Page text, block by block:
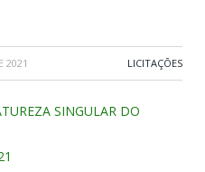
2021 LICITAÇÕES
SINGULAR DO